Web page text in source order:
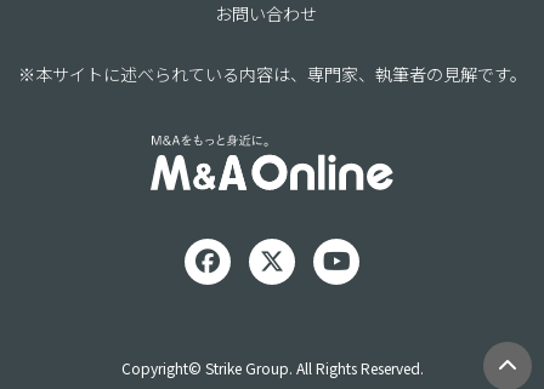
お問い合わせ
※本サイトに述べられている内容は、専門家、執筆者の見解です。
Copyright© Strike Group. All Rights Reserved.